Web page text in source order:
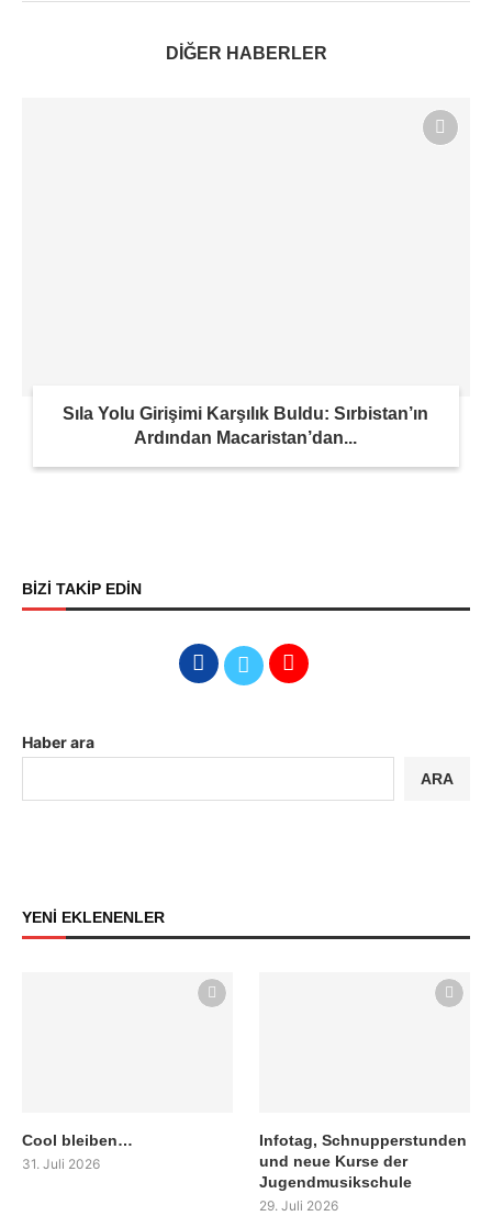
DİĞER HABERLER
Sıla Yolu Girişimi Karşılık Buldu: Sırbistan’ın
Ardından Macaristan’dan...
BİZİ TAKİP EDİN
Haber ara
ARA
YENİ EKLENENLER
Cool bleiben…
31. Juli 2026
Infotag, Schnupperstunden
und neue Kurse der
Jugendmusikschule
29. Juli 2026